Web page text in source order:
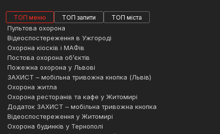
ТОП меню ТОП запити ТОП міста
Пультова охорона
Відеоспостереження в Ужгороді
Охорона кіосків і МАФів
Постова охорона об’єктів
Пожежна охорона у Львові
ЗАХИСТ – мобільна тривожна кнопка (Львів)
Охорона житла
Охорона ресторанів та кафе у Житомирі
Додаток ЗАХИСТ – мобільна тривожна кнопка
Відеоспостереження у Житомирі
Охорона будинків у Тернополі